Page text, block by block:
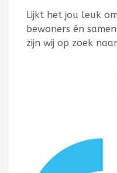
Lijkt het jou leuk
bewoners én
zijn wij op zoek